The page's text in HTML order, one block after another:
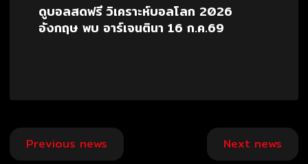
ดูบอลสดฟรี วิเคราะห์บอลโลก 2026
อังกฤษ พบ อาร์เจนตินา 16 ก.ค.69
Post
navigation
Previous news Next news